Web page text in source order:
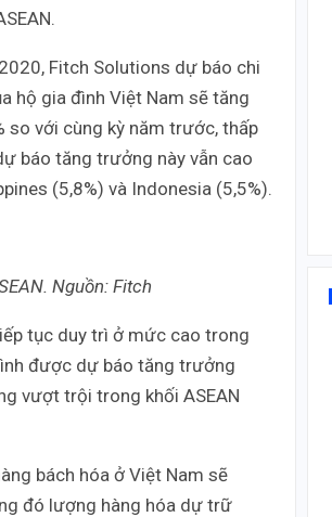
Fitch Solutions dự báo chi
hộ gia đình Việt Nam sẽ tăng
so với cùng kỳ năm trước, thấp
báo tăng trưởng này vẫn cao
(5,8%) và Indonesia (5,5%).
Nguồn: Fitch
tục duy trì ở mức cao trong
được dự báo tăng trưởng
vượt trội trong khối ASEAN
bách hóa ở Việt Nam sẽ
đó lượng hàng hóa dự trữ